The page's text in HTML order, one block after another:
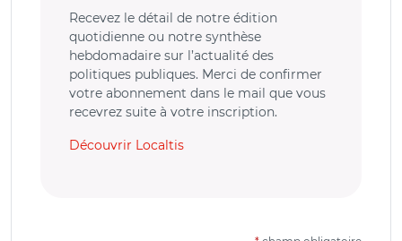
Recevez le détail de notre édition
quotidienne ou notre synthèse
hebdomadaire sur l’actualité des
politiques publiques. Merci de confirmer
votre abonnement dans le mail que vous
recevrez suite à votre inscription.
Découvrir Localtis